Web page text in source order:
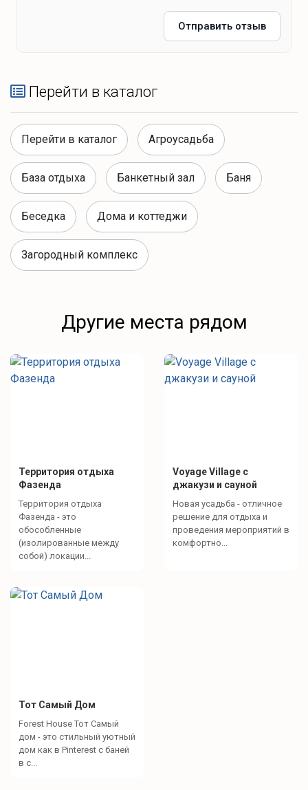
Отправить отзыв
Перейти в каталог
Перейти в каталог Агроусадьба
База отдыха Банкетный зал Баня
Беседка Дома и коттеджи
Загородный комплекс
Другие места рядом
Территория отдыха
Фазенда
Территория отдыха
Фазенда - это
обособленные
(изолированные между
собой) локации...
Voyage Village с
джакузи и сауной
Новая усадьба - отличное
решение для отдыха и
проведения мероприятий в
комфортно...
Тот Самый Дом
Forest House Тот Самый
дом - это стильный уютный
дом как в Pinterest с баней
в с...